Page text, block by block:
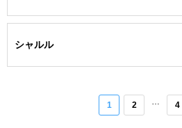
シャルル
1 2 4